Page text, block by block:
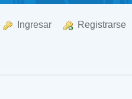
Ingresar Registrarse